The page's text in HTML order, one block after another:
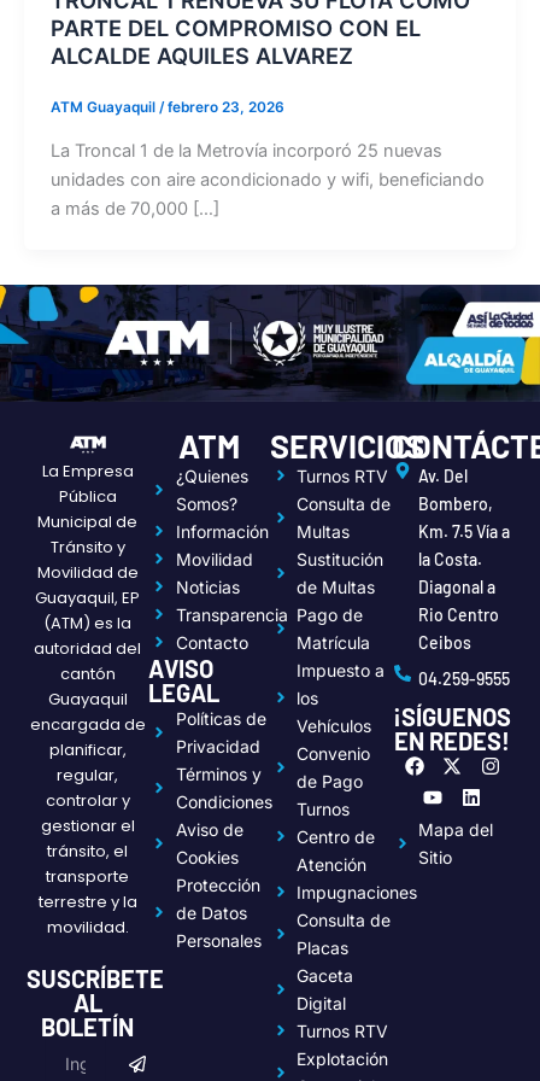
PARTE DEL COMPROMISO CON EL
ALCALDE AQUILES ALVAREZ
ATM Guayaquil /febrero 23, 2026
La Troncal 1 de la Metrovía incorporó 25 nuevas
unidades con aire acondicionado y wifi, beneficiando
a más de 70,000 […]
La Empresa
Pública
Municipal de
Tránsito y
Movilidad de
Guayaquil, EP
(ATM) es la
autoridad del
cantón
Guayaquil
encargada de
planificar,
regular,
controlar y
gestionar el
tránsito, el
transporte
terrestre y la
movilidad.
SUSCRÍBETE
AL
BOLETÍN
ATM
¿Quienes
Somos?
Información
Movilidad
Noticias
Transparencia
Contacto
AVISO
LEGAL
Políticas de
Privacidad
Términos y
Condiciones
Aviso de
Cookies
Protección
de Datos
Personales
SERVICIOS
Turnos RTV
Consulta de
Multas
Sustitución
de Multas
Pago de
Matrícula
Impuesto a
los
Vehículos
Convenio
de Pago
Turnos
Centro de
Atención
Impugnaciones
Consulta de
Placas
Gaceta
Digital
Turnos RTV
Explotación
Av. Del
Bombero,
Km. 7.5 Vía a
la Costa.
Diagonal a
Rio Centro
Ceibos
04.259-9555
¡SÍGUENOS
EN REDES!
F
a
c
e
b
o
k
X
-
i
t
I
n
t
a
Y
u
t
u
b
n
k
e
Mapa del
Sitio